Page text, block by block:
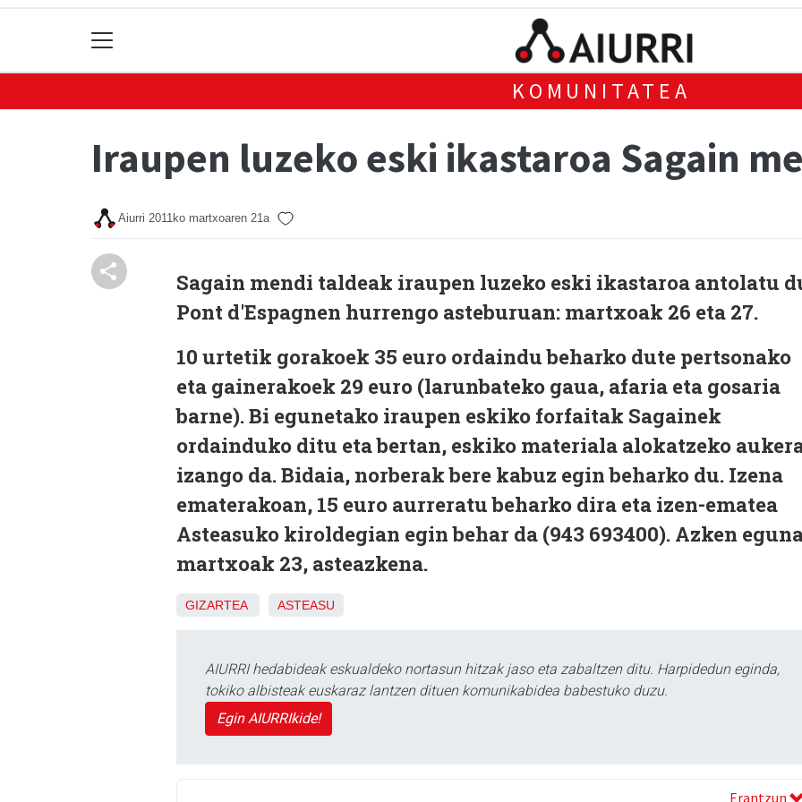
KOMUNITATEA
Iraupen luzeko eski ikastaroa Sagain
Aiurri 2011ko martxoaren 21a
Sagain mendi taldeak iraupen luzeko eski ikastaroa antolatu
Pont d'Espagnen hurrengo asteburuan: martxoak 26 eta 27.
10 urtetik gorakoek 35 euro ordaindu beharko dute pertsonako
eta gainerakoek 29 euro (larunbateko gaua, afaria eta gosaria
barne). Bi egunetako iraupen eskiko forfaitak Sagainek
ordainduko ditu eta bertan, eskiko materiala alokatzeko
izango da. Bidaia, norberak bere kabuz egin beharko du. Izena
ematerakoan, 15 euro aurreratu beharko dira eta izen-ematea
Asteasuko kiroldegian egin behar da (943 693400). Azken
martxoak 23, asteazkena.
GIZARTEA ASTEASU
AIURRI hedabideak eskualdeko nortasun hitzak jaso eta zabaltzen ditu. Harpidedun eginda,
tokiko albisteak euskaraz lantzen dituen komunikabidea babestuko duzu.
Egin AIURRIkide!
Erantzun